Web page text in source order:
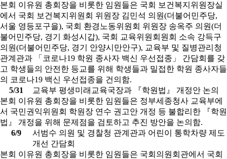
본회 이유원 총회장을 비롯한 임원들은 국회 보건복지위원장실
에서 국회 보건복지위원회 위원장 김민석 의원(더불어민주당,
서울 영등포구을), 국회 환경노동위원회 위원장 송옥주 의원(더
불어민주당, 경기 화성시갑), 국회 교육위원회원회 소속 강득구
의원(더불어민주당, 경기 안양시만안구), 교육부 및 질병관리청
관계관과 「코로나19 학원 종사자 백신 우선접종」 간담회를 갖
고 학생들의 안전한 등교를 위해 학생들과 밀접한 학원 종사자들
의 코로나19 백신 우선접종을 건의함.
5/31
교육부 평생미래교육국장과 『학원법』 개정안 논의
본회 이유원 총회장을 비롯한 임원들은 정부세종청사 교육부에
서 국민권익위원회 학원장 연수 권고안 개정 등 불합리한 『학원
법』 개정을 위해 문제점을 검토하고 추진 방안을 논의함.
6/9
서범수 의원 및 경찰청 관계관과 어린이 통학차량 제도
개선 간담회
본회 이유원 총회장을 비롯한 임원들은 국회의원회관에서 국회